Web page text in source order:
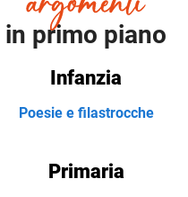
in primo piano
Infanzia
Poesie e filastrocche
Primaria